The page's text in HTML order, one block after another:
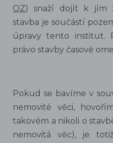
OZ) snaží dojít k jím
stavba je součástí
úpravy tento institut.
právo stavby časově
Pokud se bavíme v
nemovité věci,
takovém a nikoli o
nemovitá věc), je